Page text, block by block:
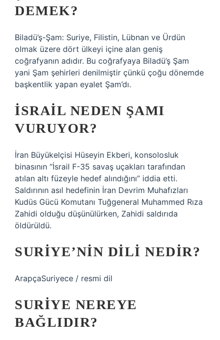
DEMEK?
Biladü’ş-Şam: Suriye, Filistin, Lübnan ve Ürdün
olmak üzere dört ülkeyi içine alan geniş
coğrafyanın adıdır. Bu coğrafyaya Biladü’ş Şam
yani Şam şehirleri denilmiştir çünkü çoğu dönemde
başkentlik yapan eyalet Şam’dı.
İSRAIL NEDEN ŞAMI
VURUYOR?
İran Büyükelçisi Hüseyin Ekberi, konsolosluk
binasının “İsrail F-35 savaş uçakları tarafından
atılan altı füzeyle hedef alındığını” iddia etti.
Saldırının asıl hedefinin İran Devrim Muhafızları
Kudüs Gücü Komutanı Tuğgeneral Muhammed Rıza
Zahidi olduğu düşünülürken, Zahidi saldırıda
öldürüldü.
SURIYE’NIN DILI NEDIR?
ArapçaSuriyece / resmi dil
SURIYE NEREYE
BAĞLIDIR?